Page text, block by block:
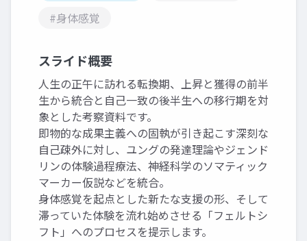
#身体感覚
スライド概要
人生の正午に訪れる転換期、上昇と獲得の前半
生から統合と自己一致の後半生への移行期を対
象とした考察資料です。
即物的な成果主義への固執が引き起こす深刻な
自己疎外に対し、ユングの発達理論やジェンド
リンの体験過程療法、神経科学のソマティック
マーカー仮説などを統合。
身体感覚を起点とした新たな支援の形、そして
滞っていた体験を流れ始めさせる「フェルトシ
フト」へのプロセスを提示します。